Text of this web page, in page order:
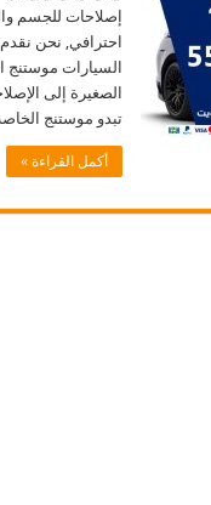
إصلاحات للجسم
احترافي, نحن
السيارات
الصغيرة إلى
تبدو موستنج
أكمل القراءة »